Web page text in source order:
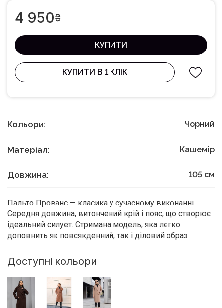
4 950₴
КУПИТИ
КУПИТИ В 1 КЛІК
Кольори: Чорний
Матеріал: Кашемір
Довжина: 105 см
Пальто Прованс — класика у сучасному виконанні.
Середня довжина, витончений крій і пояс, що створює
ідеальний силует. Стримана модель, яка легко
доповнить як повсякденний, так і діловий образ
Доступні кольори